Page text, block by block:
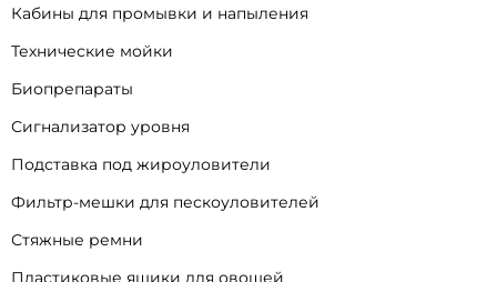
Кабины для промывки и напыления
Технические мойки
Биопрепараты
Сигнализатор уровня
Подставка под жироуловители
Фильтр-мешки для пескоуловителей
Стяжные ремни
Пластиковые ящики для овощей